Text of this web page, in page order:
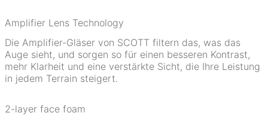
Amplifier Lens Technology
Die Amplifier-Gläser von SCOTT filtern das, was das
Auge sieht, und sorgen so für einen besseren Kontrast,
mehr Klarheit und eine verstärkte Sicht, die Ihre Leistung
in jedem Terrain steigert.
2-layer face foam